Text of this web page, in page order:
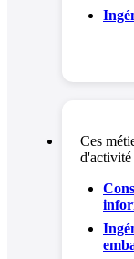
Ces
d'activité